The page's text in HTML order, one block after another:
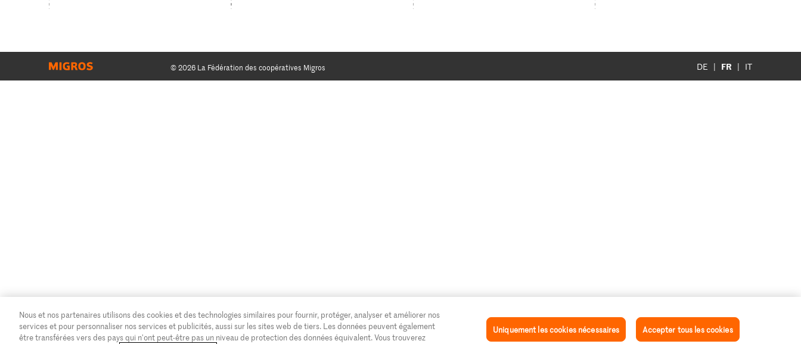
© 2026 La Fédération des coopératives Migros DE FR IT
Nous et nos partenaires utilisons des cookies et des technologies similaires pour fournir, protéger, analyser et améliorer nos
services et pour personnaliser nos services et publicités, aussi sur les sites web de tiers. Les données peuvent également
être transférées vers des pays qui n'ont peut-être pas un niveau de protection des données équivalent. Vous trouverez
Uniquement les cookies nécessaires Accepter tous les cookies